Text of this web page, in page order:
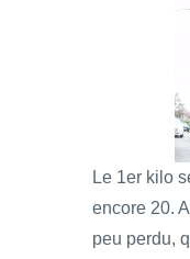
Le 1er kilo
encore 20.
peu perdu,